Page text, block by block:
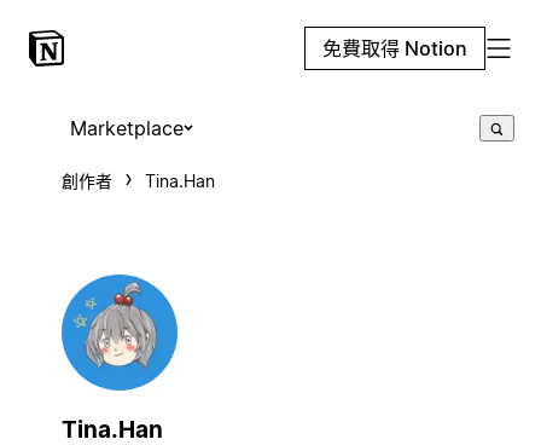
免費取得 Notion
Marketplace
創作者 Tina.Han
Tina.Han